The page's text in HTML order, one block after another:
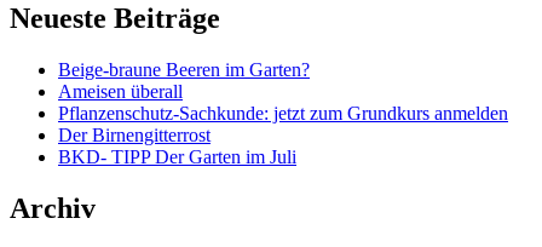
Neueste Beiträge
Beige-braune Beeren im Garten?
Ameisen überall
Pflanzenschutz-Sachkunde: jetzt zum Grundkurs anmelden
Der Birnengitterrost
BKD- TIPP Der Garten im Juli
Archiv